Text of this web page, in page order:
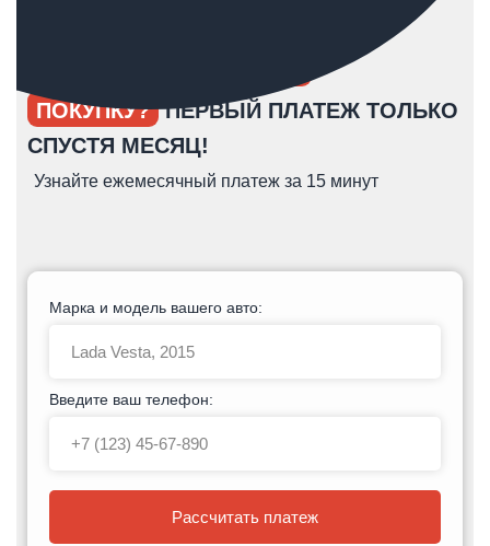
ПОКУПКУ? ПЕРВЫЙ ПЛАТЕЖ ТОЛЬКО
СПУСТЯ МЕСЯЦ!
Узнайте ежемесячный платеж за 15 минут
Марка и модель вашего авто:
Введите ваш телефон:
Рассчитать платеж